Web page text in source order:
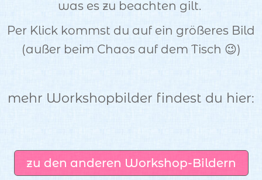
was es zu beachten gilt.
Per Klick kommst du auf ein größeres Bild
(außer beim Chaos auf dem Tisch 😉)
mehr Workshopbilder findest du hier:
zu den anderen Workshop-Bildern